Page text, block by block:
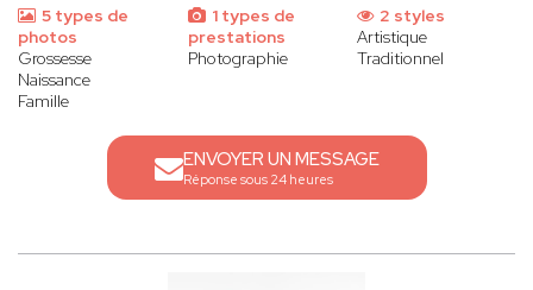
5 types de
photos
Grossesse
Naissance
Famille
1 types de
prestations
Photographie
2 styles
Artistique
Traditionnel
ENVOYER UN MESSAGE
Réponse sous 24 heures